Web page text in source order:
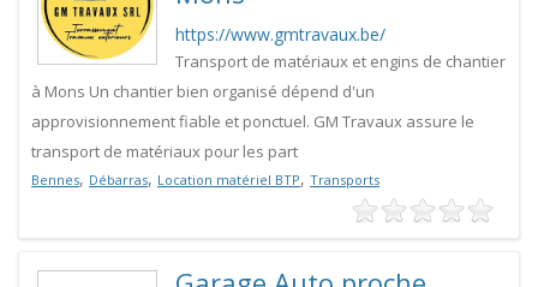
https://www.gmtravaux.be/
Transport de matériaux et engins de chantier
à Mons Un chantier bien organisé dépend d'un
approvisionnement fiable et ponctuel. GM Travaux assure le
transport de matériaux pour les part
Bennes, Débarras, Location matériel BTP, Transports